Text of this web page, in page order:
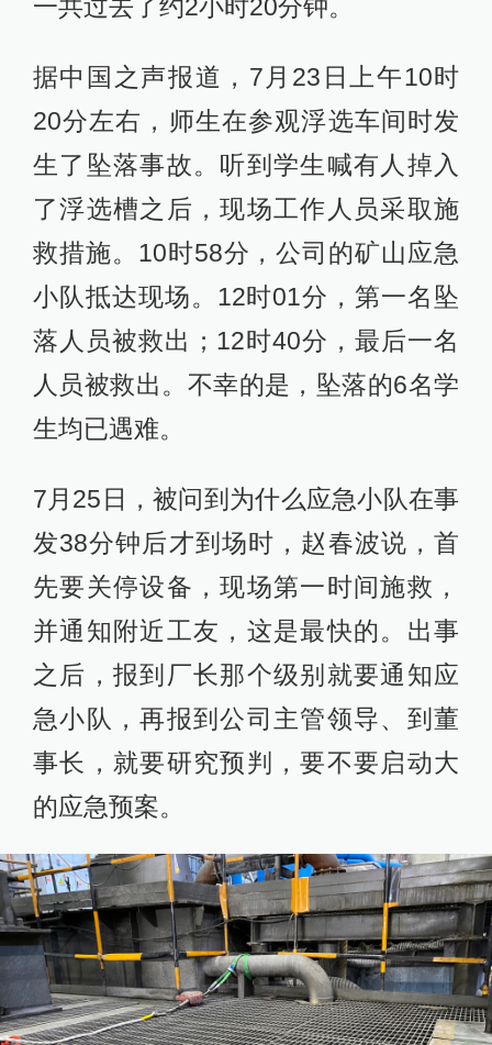
一共过去了约2小时20分钟。
据中国之声报道，7月23日上午10时
20分左右，师生在参观浮选车间时发
生了坠落事故。听到学生喊有人掉入
了浮选槽之后，现场工作人员采取施
救措施。10时58分，公司的矿山应急
小队抵达现场。12时01分，第一名坠
落人员被救出；12时40分，最后一名
人员被救出。不幸的是，坠落的6名学
生均已遇难。
7月25日，被问到为什么应急小队在事
发38分钟后才到场时，赵春波说，首
先要关停设备，现场第一时间施救，
并通知附近工友，这是最快的。出事
之后，报到厂长那个级别就要通知应
急小队，再报到公司主管领导、到董
事长，就要研究预判，要不要启动大
的应急预案。